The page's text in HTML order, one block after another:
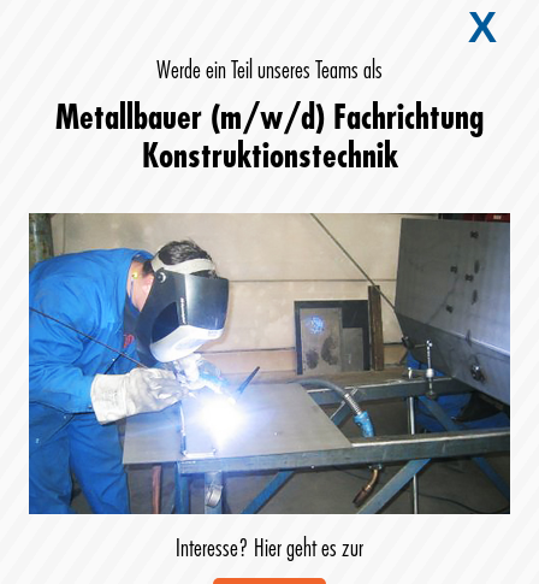
X
Werde ein Teil unseres Teams als
Metallbauer (m/w/d) Fachrichtung
Konstruktionstechnik
Interesse? Hier geht es zur
Toggle